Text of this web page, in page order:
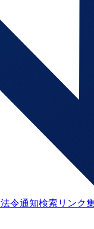
法令通知検索 リンク